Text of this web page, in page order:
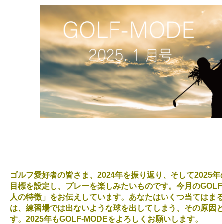
ゴルフ愛好者の皆さま、2024年を振り返り、そして2025
目標を設定し、プレーを楽しみたいものです。今月の
人の特徴」をお伝えしています。あなたはいくつ当てはま
は、練習場では出ないような球を出してしまう、その原因
す。2025年もGOLF-MODEをよろしくお願いします。